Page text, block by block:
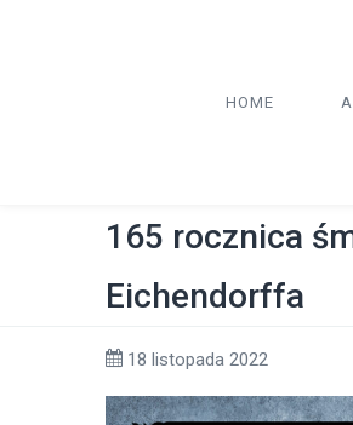
HOME
165 rocznica
Eichendorffa
18 listopada 2022